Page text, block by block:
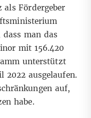
Fördergeber
dass man das
mit 156.420
unterstützt
2022 ausgelaufen.
auf,
habe.